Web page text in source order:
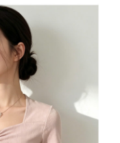
交易相關給付款項請求債
人之同意方可使用
失，本公司不負相關責
之用戶狀況，依本公司即
形，本公司將視審查結果
若發現惡意使用之情形，